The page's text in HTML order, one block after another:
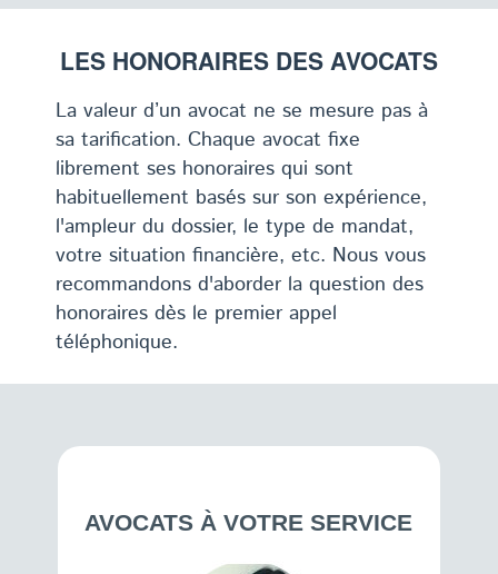
LES HONORAIRES DES AVOCATS
La valeur d’un avocat ne se mesure pas à
sa tarification. Chaque avocat fixe
librement ses honoraires qui sont
habituellement basés sur son expérience,
l'ampleur du dossier, le type de mandat,
votre situation financière, etc. Nous vous
recommandons d'aborder la question des
honoraires dès le premier appel
téléphonique.
AVOCATS À VOTRE SERVICE